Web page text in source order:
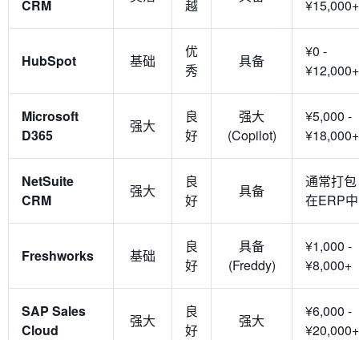
CRM 越 ¥15,000+
HubSpot 基础
优
秀
具备
¥0 -
¥12,000+
Microsoft
D365
强大
良
好
强大
(Copilot)
¥5,000 -
¥18,000+
NetSuite
CRM
强大
良
好
具备
通常打包
在ERP中
Freshworks 基础
良
好
具备
(Freddy)
¥1,000 -
¥8,000+
SAP Sales
Cloud
强大
良
好
强大
¥6,000 -
¥20,000+